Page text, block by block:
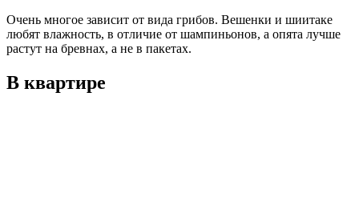
Очень многое зависит от вида грибов. Вешенки и шиитаке
любят влажность, в отличие от шампиньонов, а опята лучше
растут на бревнах, а не в пакетах.
В квартире